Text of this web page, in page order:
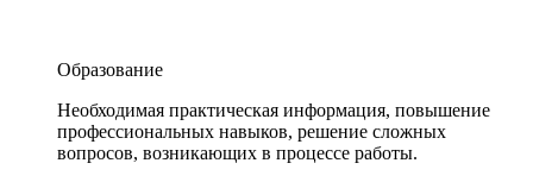
Образование
Необходимая практическая информация, повышение
профессиональных навыков, решение сложных
вопросов, возникающих в процессе работы.